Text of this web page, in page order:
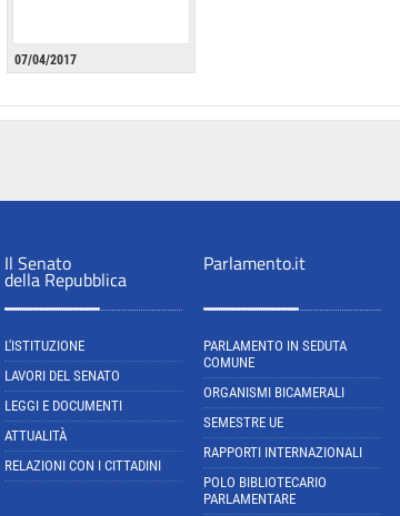
07/04/2017
Il Senato
della Repubblica
L'ISTITUZIONE
LAVORI DEL SENATO
LEGGI E DOCUMENTI
ATTUALITÀ
RELAZIONI CON I CITTADINI
Parlamento.it
PARLAMENTO IN SEDUTA
COMUNE
ORGANISMI BICAMERALI
SEMESTRE UE
RAPPORTI INTERNAZIONALI
POLO BIBLIOTECARIO
PARLAMENTARE